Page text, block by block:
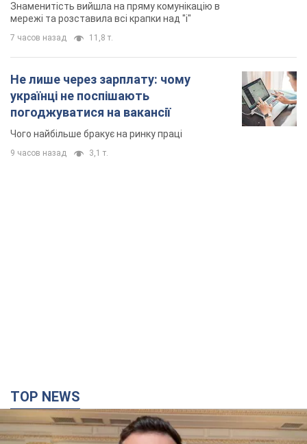
Знаменитість вийшла на пряму комунікацію в
мережі та розставила всі крапки над "і"
7 часов назад 11,8 т.
Не лише через зарплату: чому
українці не поспішають
погоджуватися на вакансії
Чого найбільше бракує на ринку праці
9 часов назад 3,1 т.
TOP NEWS